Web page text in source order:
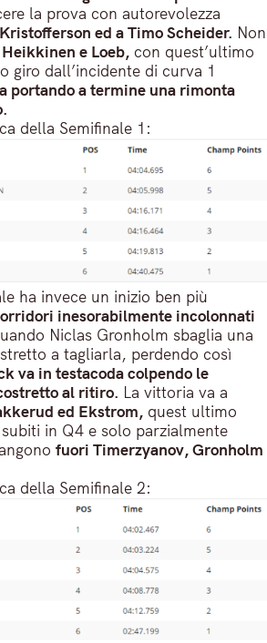
la prova con autorevolezza
Kristofferson ed a Timo Scheider. Non
e Loeb, con quest’ultimo
giro dall’incidente di curva 1
portando a termine una rimonta
della Semifinale 1:
ha invece un inizio ben più
inesorabilmente incolonnati
Niclas Gronholm sbaglia una
a tagliarla, perdendo così
va in testacoda colpendo le
al ritiro. La vittoria va a
ed Ekstrom, quest ultimo
in Q4 e solo parzialmente
fuori Timerzyanov, Gronholm
della Semifinale 2: